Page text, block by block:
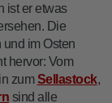
ist er etwas
Die
im Osten
hervor: Vom
zumSellastock,
sind alle